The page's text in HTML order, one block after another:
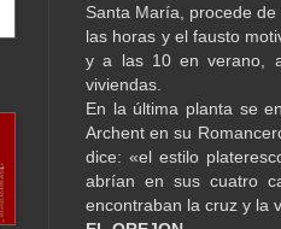
Santa María, procede
las horas y el fausto
y a las 10 en verano,
viviendas.
En la última planta se
Archent en su
dice: «el estilo
abrían en sus cuatro
encontraban la cruz y la